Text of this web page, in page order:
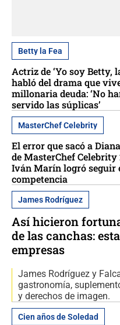
Betty la Fea
Actriz de ‘Yo soy Betty,
habló del drama que
millonaria deuda: ‘No
servido las súplicas’
MasterChef Celebrity
El error que sacó a
de MasterChef Celebrity
Iván Marín logró seguir
competencia
James Rodríguez
Así hicieron
de las canchas:
empresas
James Rodríguez y
gastronomía,
y derechos de imagen.
Cien años de Soledad